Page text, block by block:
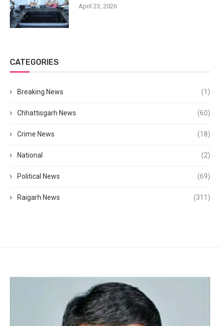
April 23, 2026
CATEGORIES
Breaking News (1)
Chhattisgarh News (60)
Crime News (18)
National (2)
Political News (69)
Raigarh News (311)